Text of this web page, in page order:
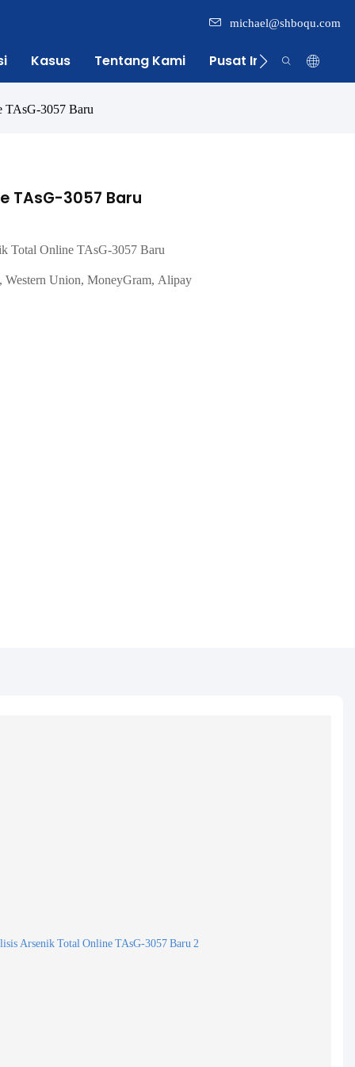
michael@shboqu.com
Kasus Tentang Kami Pusat Informasi
TAsG-3057 Baru
TAsG-3057 Baru
Total Online TAsG-3057 Baru
Western Union, MoneyGram, Alipay